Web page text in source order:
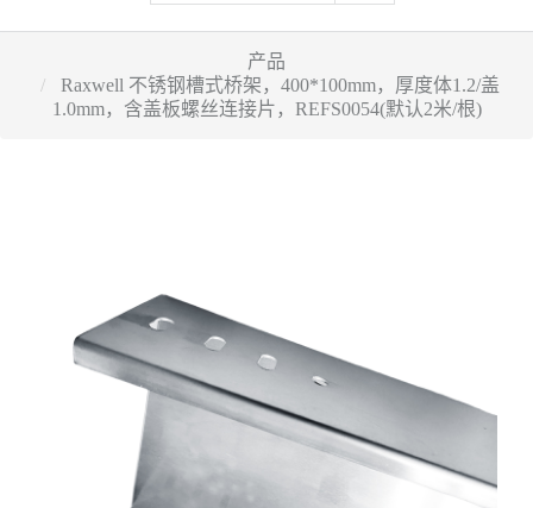
产品
Raxwell 不锈钢槽式桥架，400*100mm，厚度体1.2/盖
1.0mm，含盖板螺丝连接片，REFS0054(默认2米/根)